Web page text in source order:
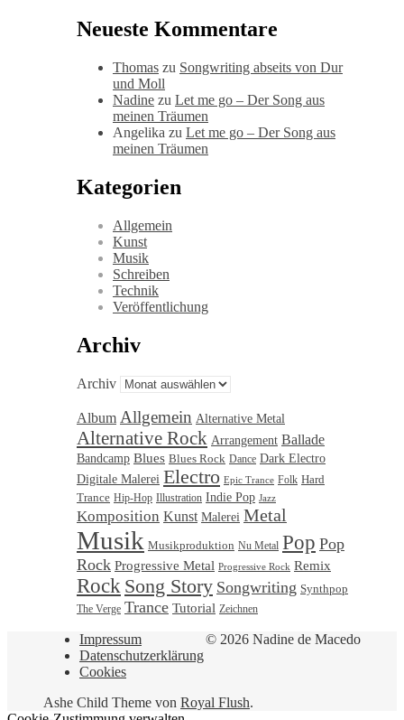
Neueste Kommentare
Thomas zu Songwriting abseits von Dur
und Moll
Nadine zu Let me go – Der Song aus
meinen Träumen
Angelika zu Let me go – Der Song aus
meinen Träumen
Kategorien
Allgemein
Kunst
Musik
Schreiben
Technik
Veröffentlichung
Archiv
Archiv
Album Allgemein Alternative Metal
Alternative Rock Arrangement Ballade
Bandcamp Blues Blues Rock Dance Dark Electro
Digitale Malerei Electro Epic Trance Folk Hard
Trance Hip-Hop Illustration Indie Pop Jazz
Komposition Kunst Malerei Metal
Musik Musikproduktion Nu Metal Pop Pop
Rock Progressive Metal Progressive Rock Remix
Rock Song Story Songwriting Synthpop
The Verge Trance Tutorial Zeichnen
© 2026 Nadine de Macedo
Impressum
Datenschutzerklärung
Cookies
Ashe Child Theme von Royal Flush.